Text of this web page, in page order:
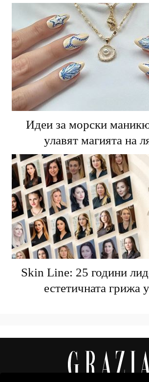
Идеи за морски
улавят магията на
Skin Line: 25 години
естетичната грижа